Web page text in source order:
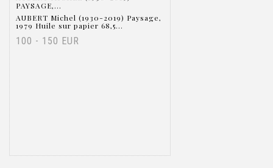
PAYSAGE,...
AUBERT Michel (1930-2019) Paysage,
1979 Huile sur papier 68,5...
100 - 150 EUR